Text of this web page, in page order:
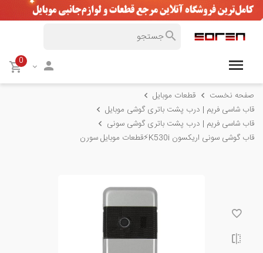
0
صفحه نخست
قطعات موبایل
قاب شاسی فریم | درب پشت باتری گوشی موبایل
قاب شاسی فریم | درب پشت باتری گوشی سونی
قاب گوشی سونی اریکسون K530i⚡️قطعات موبایل سورن